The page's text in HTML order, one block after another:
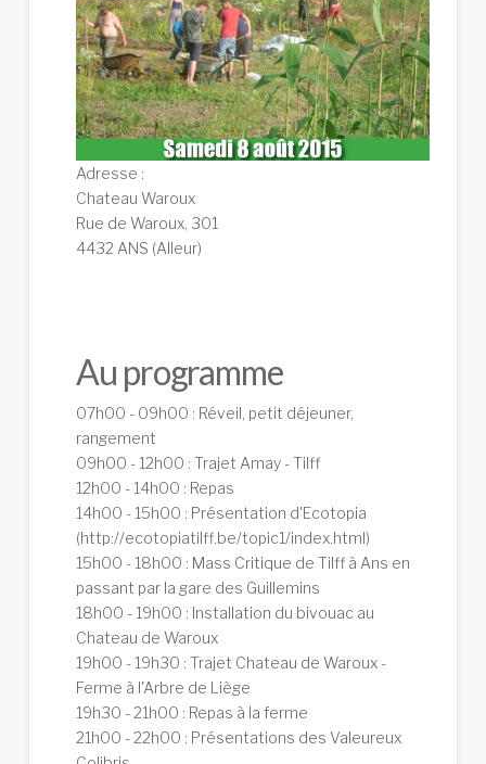
Adresse :
Chateau Waroux
Rue de Waroux, 301
4432 ANS (Alleur)
Au programme
07h00 - 09h00 : Réveil, petit déjeuner,
rangement
09h00 - 12h00 : Trajet Amay - Tilff
12h00 - 14h00 : Repas
14h00 - 15h00 : Présentation d'Ecotopia
(http://ecotopiatilff.be/topic1/index.html)
15h00 - 18h00 : Mass Critique de Tilff à Ans en
passant par la gare des Guillemins
18h00 - 19h00 : Installation du bivouac au
Chateau de Waroux
19h00 - 19h30 : Trajet Chateau de Waroux -
Ferme à l'Arbre de Liège
19h30 - 21h00 : Repas à la ferme
21h00 - 22h00 : Présentations des Valeureux